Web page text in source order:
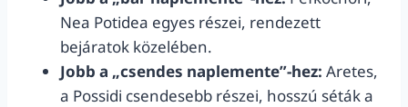
Nea Potidea egyes részei, rendezett
bejáratok közelében.
Jobb a „csendes naplemente”-hez: Aretes,
a Possidi csendesebb részei, hosszú séták a